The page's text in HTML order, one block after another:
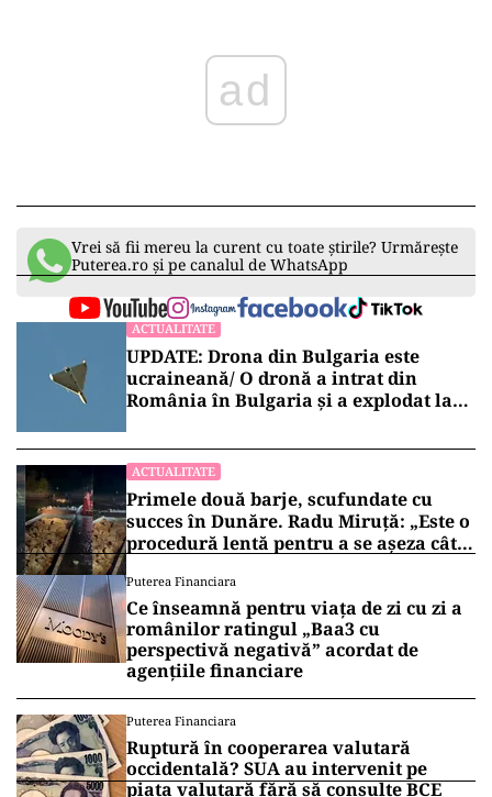
ad
Vrei să fii mereu la curent cu toate știrile? Urmărește
Puterea.ro și pe canalul de WhatsApp
ACTUALITATE
UPDATE: Drona din Bulgaria este
ucraineană/ O dronă a intrat din
România în Bulgaria şi a explodat la
ACTUALITATE
Primele două barje, scufundate cu
succes în Dunăre. Radu Miruță: „Este o
procedură lentă pentru a se așeza cât
Puterea Financiara
Ce înseamnă pentru viața de zi cu zi a
românilor ratingul „Baa3 cu
perspectivă negativă” acordat de
agențiile financiare
Puterea Financiara
Ruptură în cooperarea valutară
occidentală? SUA au intervenit pe
piața valutară fără să consulte BCE